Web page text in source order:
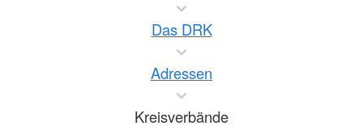
Das DRK
Adressen
Kreisverbände